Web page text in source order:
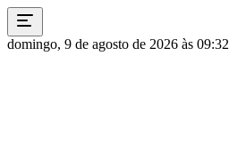
domingo, 9 de agosto de 2026 às 09:32